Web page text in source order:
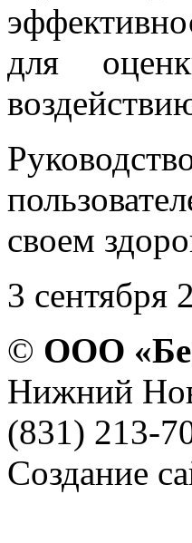
для
своем
3 сентября
© ООО
Нижний
(831) 213-
Создание